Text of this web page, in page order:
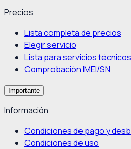
Precios
Lista completa de precios
Elegir servicio
Lista para servicios técnicos
Comprobación IMEI/SN
Importante
Información
Condiciones de pago y
Condiciones de uso